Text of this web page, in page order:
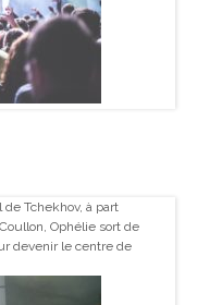
de Tchekhov, à part
Ophélie sort de
devenir le centre de